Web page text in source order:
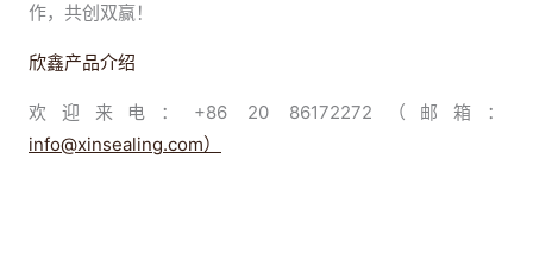
作，共创双赢！
欣鑫产品介绍
欢迎来电：+86 20 86172272（邮箱：
info@xinsealing.com）